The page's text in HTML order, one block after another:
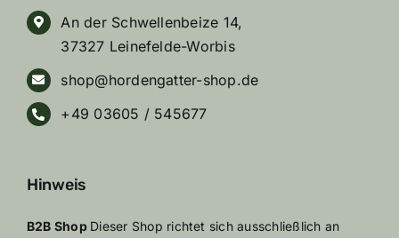
An der Schwellenbeize 14,
37327 Leinefelde-Worbis
shop@hordengatter-shop.de
+49 03605 / 545677
Hinweis
B2B Shop Dieser Shop richtet sich ausschließlich an